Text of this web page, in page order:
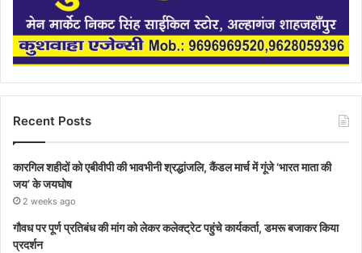
Recent Posts
कारगिल शहीदों को एबीवीपी की भावभीनी श्रद्धांजलि, कैंडल मार्च में गूंजे ‘भारत माता की
जय’ के जयघोष
2 weeks ago
गौवध पर पूर्ण प्रतिबंध की मांग को लेकर कलेक्ट्रेट पहुंचे कार्यकर्ता, डमरू बजाकर किया
प्रदर्शन